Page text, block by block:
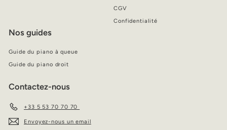
CGV
Confidentialité
Nos guides
Guide du piano à queue
Guide du piano droit
Contactez-nous
+33 5 53 70 70 70
Envoyez-nous un email